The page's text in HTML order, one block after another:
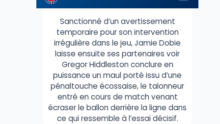
Sanctionné d’un avertissement
temporaire pour son intervention
irrégulière dans le jeu, Jamie Dobie
laisse ensuite ses partenaires voir
Gregor Hiddleston conclure en
puissance un maul porté issu d’une
pénaltouche écossaise, le talonneur
entré en cours de match venant
écraser le ballon derrière la ligne dans
ce qui ressemble à l’essai décisif.